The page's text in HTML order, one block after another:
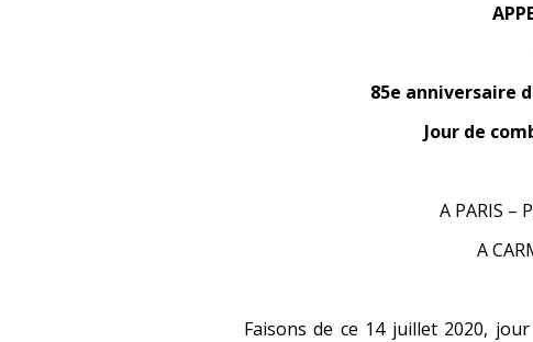
85e anniversaire
Jour de
A PARIS –
A
Faisons de ce 14 juillet 2020,